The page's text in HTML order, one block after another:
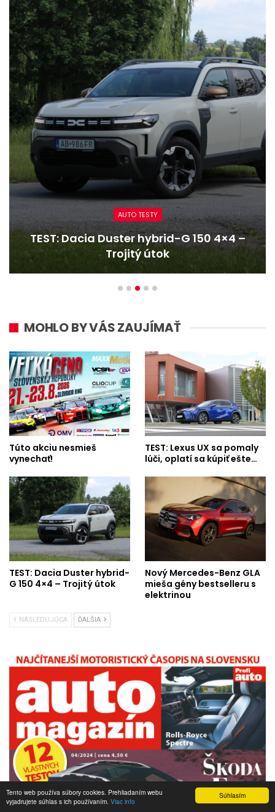
Súhlasím
Tento web používa súbory cookies. Prehliadaním webu
vyjadrujete súhlas s ich používaním. Viac info
AUTO TESTY
TEST: Dacia Duster hybrid-G 150 4×4 –
Trojitý útok
MOHLO BY VÁS ZAUJÍMAŤ
Túto akciu nesmieš
vynechať!
TEST: Lexus UX sa pomaly
lúči, oplatí sa kúpiť ešte…
TEST: Dacia Duster hybrid-
G 150 4×4 – Trojitý útok
Nový Mercedes-Benz GLA
mieša gény bestselleru s
elektrinou
NÁSLEDUJÚCA ĎALŠIA